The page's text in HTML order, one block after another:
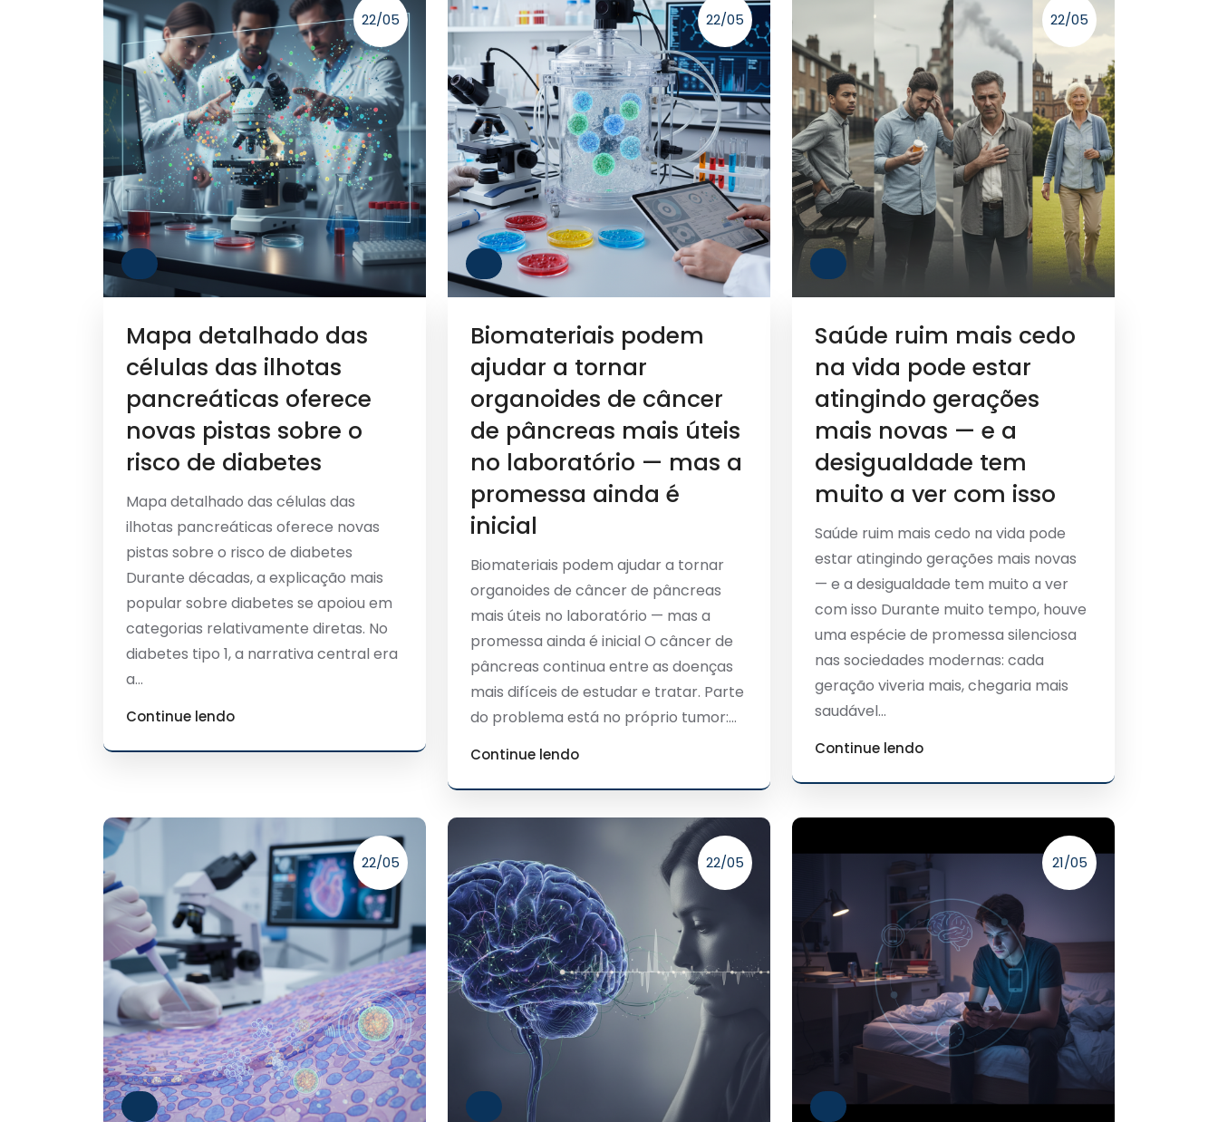
22/05
Mapa detalhado das
células das ilhotas
pancreáticas oferece
novas pistas sobre o
risco de diabetes
Mapa detalhado das células das
ilhotas pancreáticas oferece novas
pistas sobre o risco de diabetes
Durante décadas, a explicação mais
popular sobre diabetes se apoiou em
categorias relativamente diretas. No
diabetes tipo 1, a narrativa central era
a...
Continue lendo
22/05
Biomateriais podem
ajudar a tornar
organoides de câncer
de pâncreas mais úteis
no laboratório — mas a
promessa ainda é
inicial
Biomateriais podem ajudar a tornar
organoides de câncer de pâncreas
mais úteis no laboratório — mas a
promessa ainda é inicial O câncer de
pâncreas continua entre as doenças
mais difíceis de estudar e tratar. Parte
do problema está no próprio tumor:...
Continue lendo
22/05
Saúde ruim mais cedo
na vida pode estar
atingindo gerações
mais novas — e a
desigualdade tem
muito a ver com isso
Saúde ruim mais cedo na vida pode
estar atingindo gerações mais novas
— e a desigualdade tem muito a ver
com isso Durante muito tempo, houve
uma espécie de promessa silenciosa
nas sociedades modernas: cada
geração viveria mais, chegaria mais
saudável...
Continue lendo
22/05 22/05 21/05